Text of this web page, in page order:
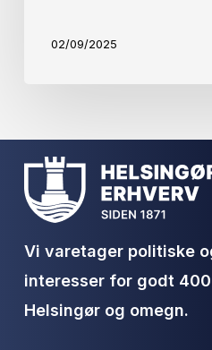
02/09/2025
Vi varetager politiske
interesser for godt
Helsingør og omegn.